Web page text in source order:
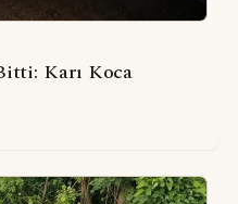
Karı Koca